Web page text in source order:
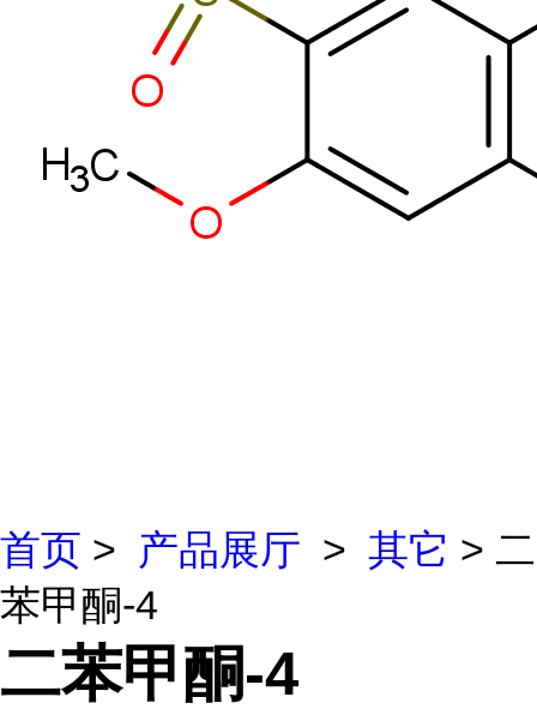
首页 > 产品展厅 > 其它 > 二
苯甲酮-4
二苯甲酮-4